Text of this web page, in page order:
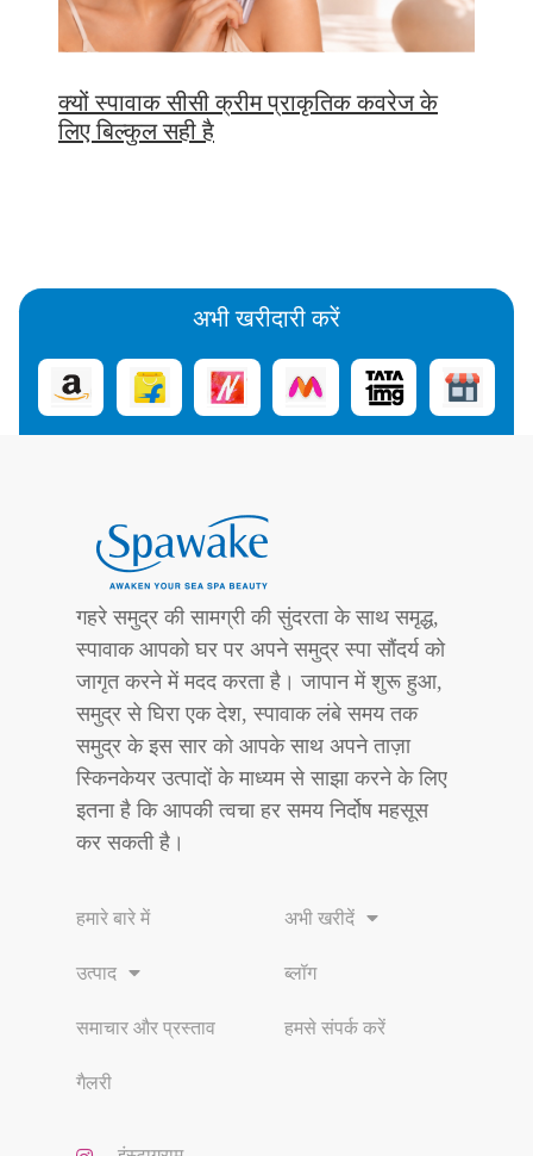
क्यों स्पावाक सीसी क्रीम प्राकृतिक कवरेज के
लिए बिल्कुल सही है
अभी खरीदारी करें
गहरे समुद्र की सामग्री की सुंदरता के साथ समृद्ध,
स्पावाक आपको घर पर अपने समुद्र स्पा सौंदर्य को
जागृत करने में मदद करता है। जापान में शुरू हुआ,
समुद्र से घिरा एक देश, स्पावाक लंबे समय तक
समुद्र के इस सार को आपके साथ अपने ताज़ा
स्किनकेयर उत्पादों के माध्यम से साझा करने के लिए
इतना है कि आपकी त्वचा हर समय निर्दोष महसूस
कर सकती है।
हमारे बारे में
उत्पाद
समाचार और प्रस्ताव
गैलरी
अभी खरीदें
ब्लॉग
हमसे संपर्क करें